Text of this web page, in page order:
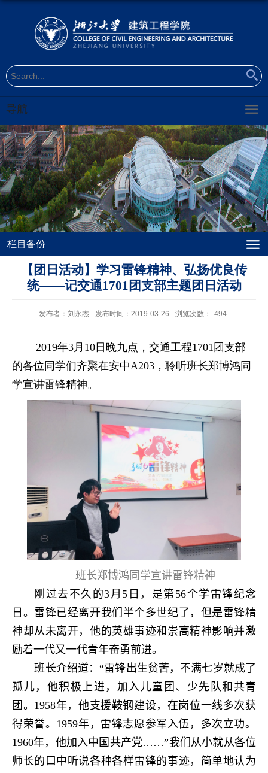
导航
栏目备份
【团日活动】学习雷锋精神、弘扬优良传
统——记交通1701团支部主题团日活动
发布者：刘永杰 发布时间：2019-03-26 浏览次数： 494
2019年3月 10 日晚九点，交通工程1701 团支部
的各位同学们齐聚在安中A203 ，聆听班长郑博鸿同
学宣讲雷锋精神。
班长郑博鸿同学宣讲雷锋精神
刚过去不久的3月 5 日，是第 56个学雷锋纪念
日。雷锋已经离开我们半个多世纪了，但是雷锋精
神却从未离开，他的英雄事迹和崇高精神影响并激
励着一代又一代青年奋勇前进。
班长介绍道：“雷锋出生贫苦，不满七岁就成了
孤儿，他积极上进，加入儿童团、少先队和共青
团。 1958年，他支援鞍钢建设，在岗位一线多次获
得荣誉。 1959年，雷锋志愿参军入伍，多次立功。
1960年，他加入中国共产党……”我们从小就从各位
师长的口中听说各种各样雷锋的事迹，简单地认为